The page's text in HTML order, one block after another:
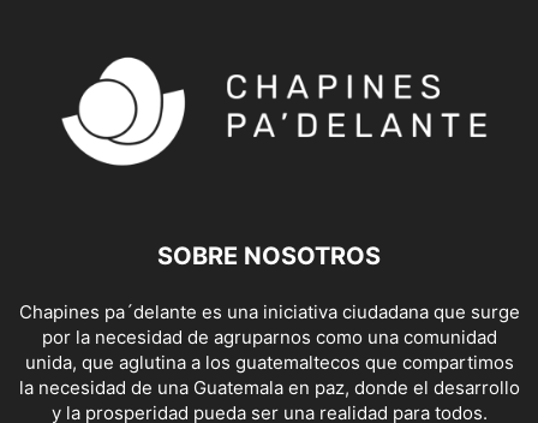
SOBRE NOSOTROS
Chapines pa´delante es una iniciativa ciudadana que surge
por la necesidad de agruparnos como una comunidad
unida, que aglutina a los guatemaltecos que compartimos
la necesidad de una Guatemala en paz, donde el desarrollo
y la prosperidad pueda ser una realidad para todos.